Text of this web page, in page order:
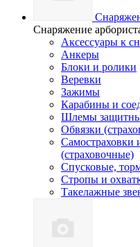
Снаряжение
Аксессуары к
Анкеры
Блоки и ролики
Веревки
Зажимы
Карабины и
Шлемы
Обвязки
Самостраховки
(страховочные)
Спусковые,
Стропы и
Такелажные